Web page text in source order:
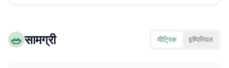
🥗सामग्री मीट्रिक इम्पिरियल